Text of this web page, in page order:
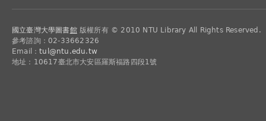
國立臺灣大學圖書館版權所有 © 2010 NTU Library All Rights Reserved.
參考諮詢：02-33662326
Email：tul@ntu.edu.tw
地址：10617臺北市大安區羅斯福路四段1號